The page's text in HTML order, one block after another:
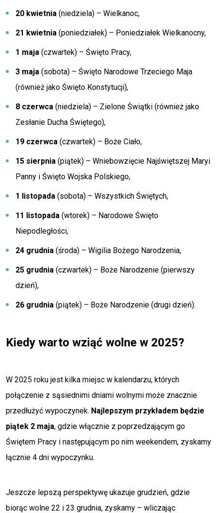
20 kwietnia (niedziela) – Wielkanoc,
21 kwietnia (poniedziałek) – Poniedziałek Wielkanocny,
1 maja (czwartek) – Święto Pracy,
3 maja (sobota) – Święto Narodowe Trzeciego Maja
(również jako Święto Konstytucji),
8 czerwca (niedziela) – Zielone Świątki (również jako
Zesłanie Ducha Świętego),
19 czerwca (czwartek) – Boże Ciało,
15 sierpnia (piątek) – Wniebowzięcie Najświętszej Maryi
Panny i Święto Wojska Polskiego,
1 listopada (sobota) – Wszystkich Świętych,
11 listopada (wtorek) – Narodowe Święto
Niepodległości,
24 grudnia (środa) – Wigilia Bożego Narodzenia,
25 grudnia (czwartek) – Boże Narodzenie (pierwszy
dzień),
26 grudnia (piątek) – Boże Narodzenie (drugi dzień).
Kiedy warto wziąć wolne w 2025?
W 2025 roku jest kilka miejsc w kalendarzu, których
połączenie z sąsiednimi dniami wolnymi może znacznie
przedłużyć wypoczynek. Najlepszym przykładem będzie
piątek 2 maja, gdzie włącznie z poprzedzającym go
Świętem Pracy i następującym po nim weekendem, zyskamy
łącznie 4 dni wypoczynku.
Jeszcze lepszą perspektywę ukazuje grudzień, gdzie
biorąc wolne 22 i 23 grudnia, zyskamy – wliczając